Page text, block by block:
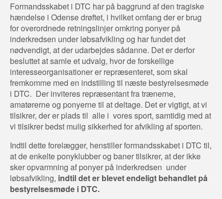
Formandsskabet i DTC har på baggrund af den tragiske
hændelse i Odense drøftet, i hvilket omfang der er brug
for overordnede retningslinjer omkring ponyer på
inderkredsen under løbsafvikling og har fundet det
nødvendigt, at der udarbejdes sådanne. Det er derfor
besluttet at samle et udvalg, hvor de forskellige
interesseorganisationer er repræsenteret, som skal
fremkomme med en indstilling til næste bestyrelsesmøde
i DTC. Der inviteres repræsentant fra trænerne,
amatørerne og ponyerne til at deltage. Det er vigtigt, at vi
tilsikrer, der er plads til alle i vores sport, samtidig med at
vi tilsikrer bedst mulig sikkerhed for afvikling af sporten.
Indtil dette forelægger, henstiller formandsskabet i DTC til,
at de enkelte ponyklubber og baner tilsikrer, at der ikke
sker opvarmning af ponyer på inderkredsen under
løbsafvikling, indtil det er blevet endeligt behandlet på
bestyrelsesmøde i DTC.